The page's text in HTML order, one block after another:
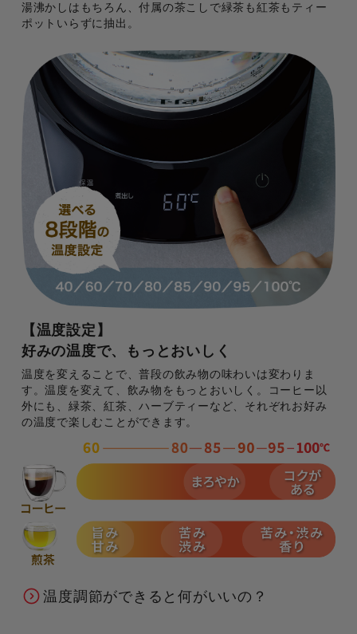
湯沸かしはもちろん、付属の茶こしで緑茶も紅茶もティー
ポットいらずに抽出。
【温度設定】
好みの温度で、もっとおいしく
温度を変えることで、普段の飲み物の味わいは変わりま
す。温度を変えて、飲み物をもっとおいしく。コーヒー以
外にも、緑茶、紅茶、ハーブティーなど、それぞれお好み
の温度で楽しむことができます。
温度調節ができると何がいいの？